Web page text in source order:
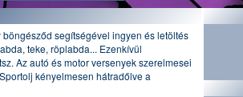
segítségével ingyen és letöltés
teke, röplabda... Ezenkívül
Az autó és motor versenyek szerelmesei
kényelmesen hátradőlve a